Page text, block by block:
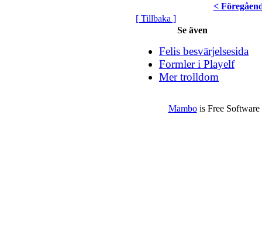
<
[ Tillbaka ]
Se även
Felis besvärjelsesida
Formler i Playelf
Mer trolldom
Mambois Free Software